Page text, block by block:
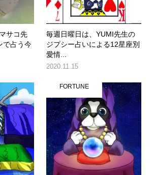
サコ先
で占う今
毎週日曜日は、YUMI先生の
ジプシー占いによる12星座別
愛情...
2020.11.15
FORTUNE